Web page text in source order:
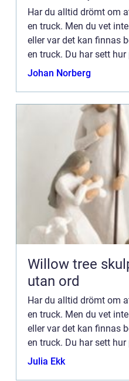
Har du alltid drömt om
en truck. Men du vet
eller var det kan finnas
en truck. Du har sett hur
matvarubutikerna
Johan Norberg
Willow tree skulpturer som talar
utan ord
Har du alltid drömt om
en truck. Men du vet
eller var det kan finnas
en truck. Du har sett hur
matvarubutikerna
Julia Ekk